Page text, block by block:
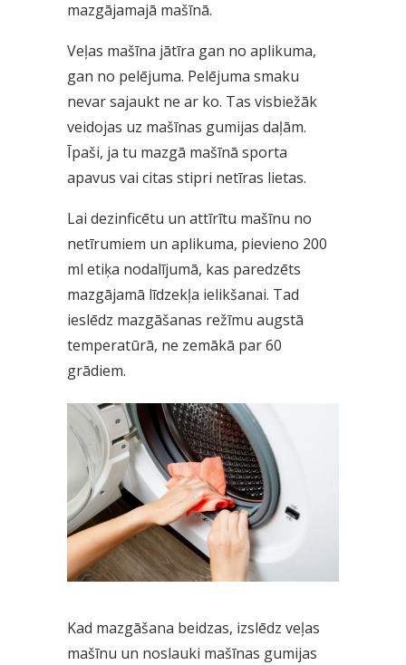
mazgājamajā mašīnā.
Veļas mašīna jātīra gan no aplikuma,
gan no pelējuma. Pelējuma smaku
nevar sajaukt ne ar ko. Tas visbiežāk
veidojas uz mašīnas gumijas daļām.
Īpaši, ja tu mazgā mašīnā sporta
apavus vai citas stipri netīras lietas.
Lai dezinficētu un attīrītu mašīnu no
netīrumiem un aplikuma, pievieno 200
ml etiķa nodalījumā, kas paredzēts
mazgājamā līdzekļa ielikšanai. Tad
ieslēdz mazgāšanas režīmu augstā
temperatūrā, ne zemākā par 60
grādiem.
Kad mazgāšana beidzas, izslēdz veļas
mašīnu un noslauki mašīnas gumijas